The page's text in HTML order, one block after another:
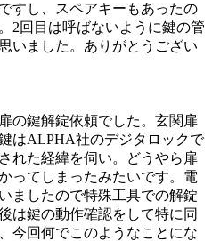
すし、スペアキーもあったの
2回目は呼ばないように鍵の管
いました。ありがとうござい
の鍵解錠依頼でした。玄関扉
はALPHA社のデジタロックで
れた経緯を伺い。どうやら扉
ってしまったみたいです。電
ましたので特殊工具での解錠
は鍵の動作確認をして特に同
今回何でこのようなことにな